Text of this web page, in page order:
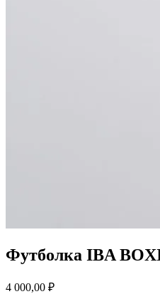
Футболка IBA
4 000,00 ₽